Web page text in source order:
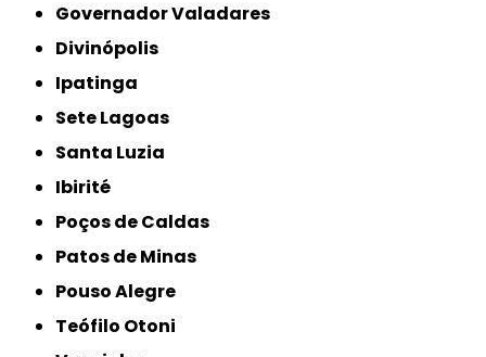
Governador Valadares
Divinópolis
Ipatinga
Sete Lagoas
Santa Luzia
Ibirité
Poços de Caldas
Patos de Minas
Pouso Alegre
Teófilo Otoni